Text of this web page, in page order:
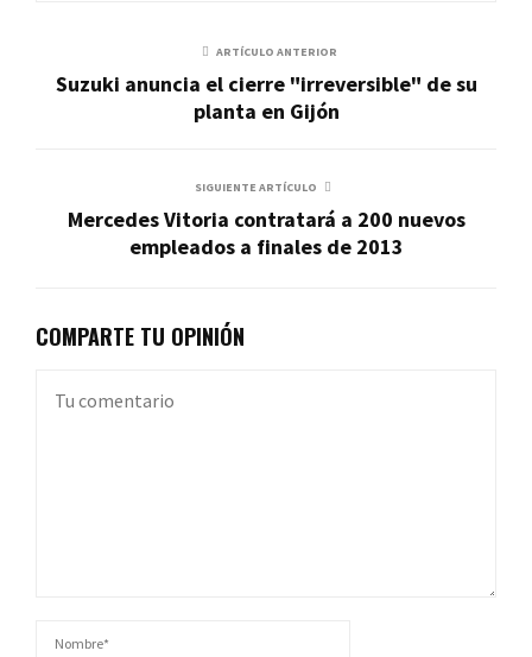
ARTÍCULO ANTERIOR
Suzuki anuncia el cierre "irreversible" de su
planta en Gijón
SIGUIENTE ARTÍCULO
Mercedes Vitoria contratará a 200 nuevos
empleados a finales de 2013
COMPARTE TU OPINIÓN